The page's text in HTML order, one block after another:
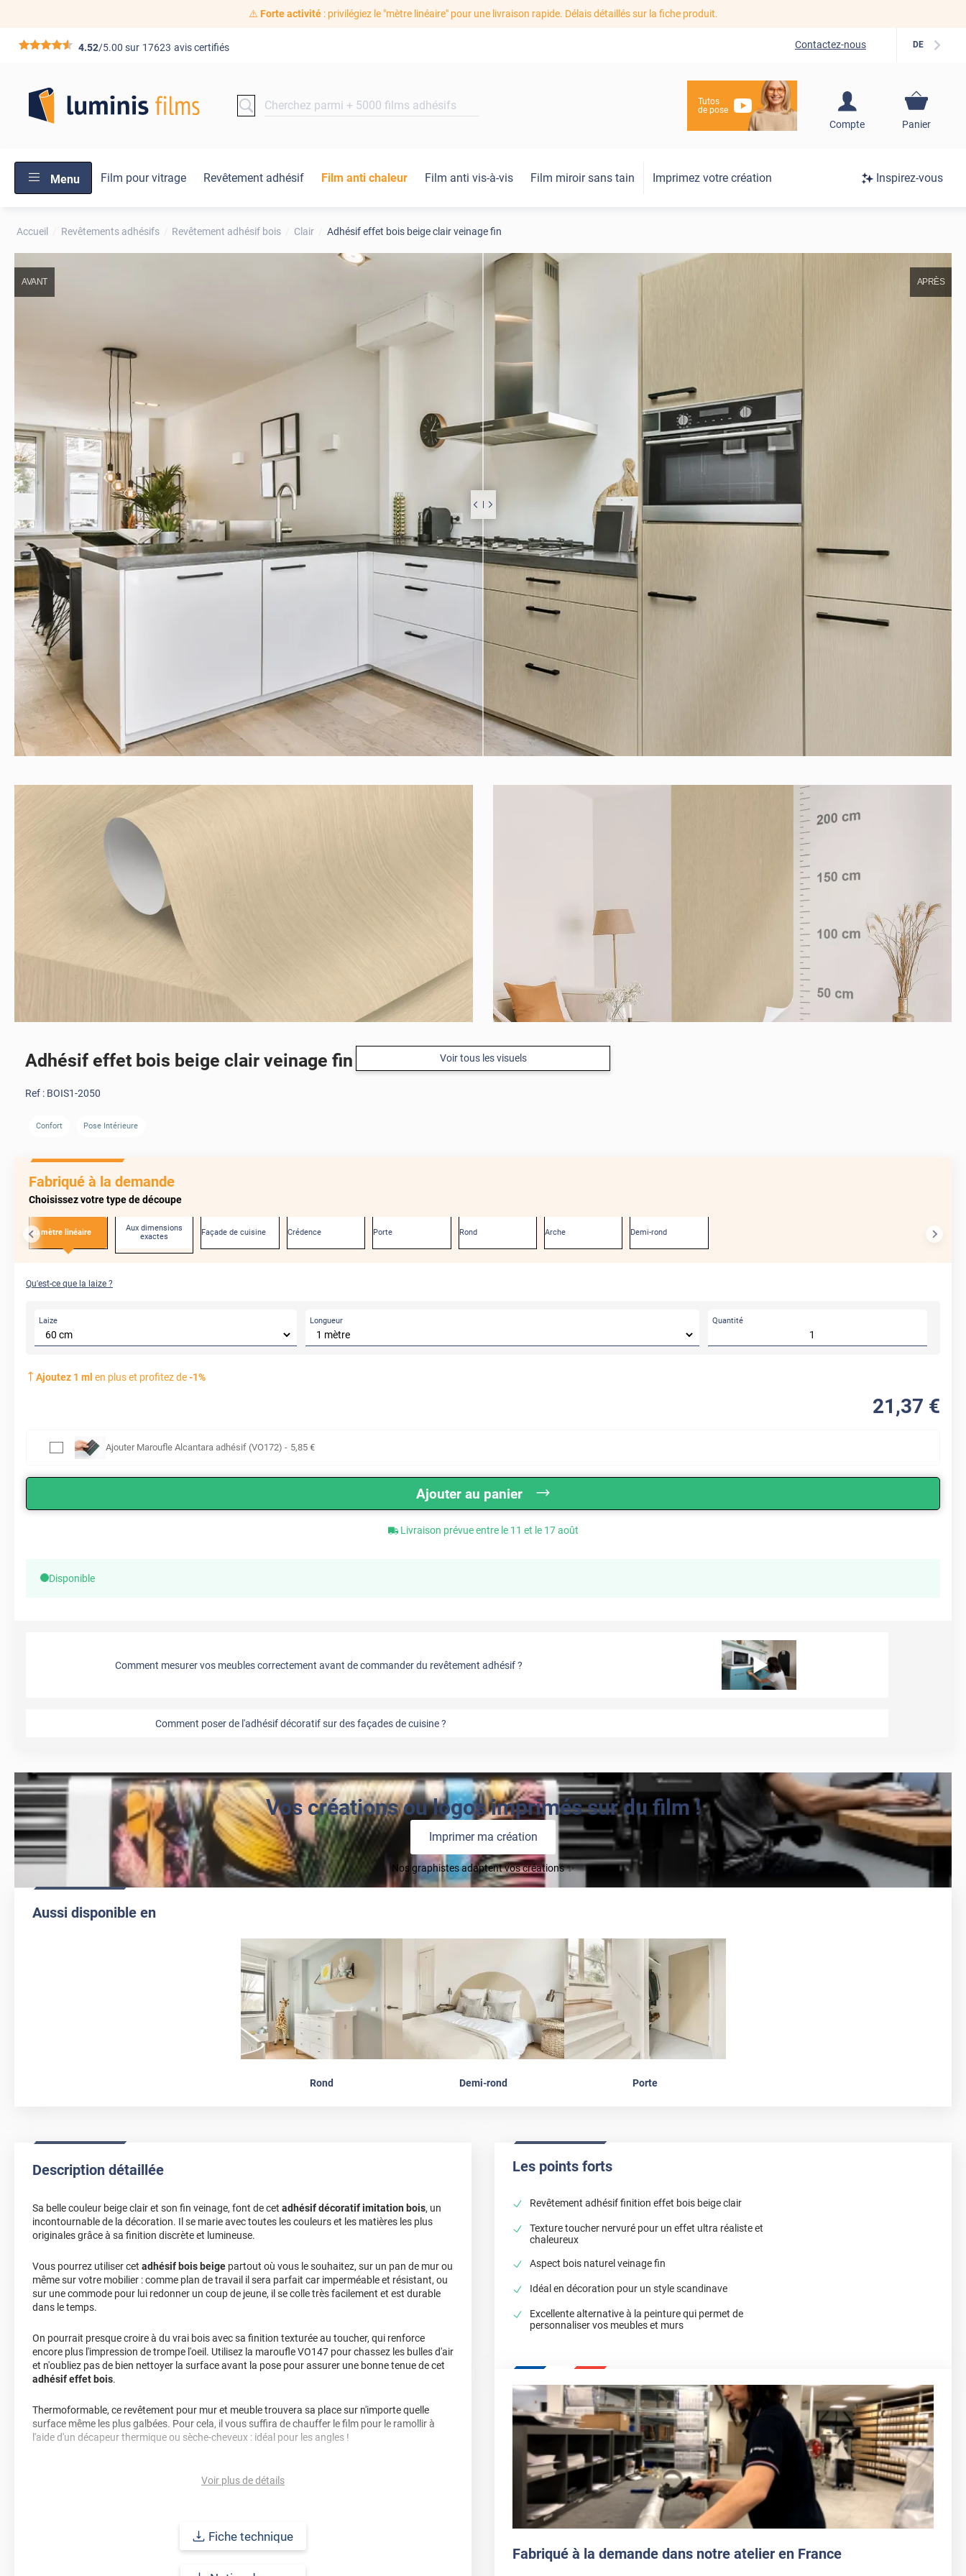
⚠️ Forte activité: privilégiez le "mètre linéaire" pour une livraison rapide. Délais détaillés sur la fiche produit.
*****4.52/5.00 sur 17623 avis certifiés Contactez-nous DE
Tutos
de pose
Compte
S'inscrire / Se
Panier
Menu Film pour vitrage Revêtement adhésif Film anti chaleur Film anti vis-à-vis Film miroir sans tain Imprimez votre création Inspirez-vous
Accueil Revêtements adhésifs Revêtement adhésif bois Clair Adhésif effet bois beige clair veinage fin
AVANT APRÈS
Voir tous les visuels
Adhésif effet bois beige clair veinage fin
Ref : BOIS1-2050
Confort Pose Intérieure
Fabriqué à la demande
Choisissez votre type de découpe
Au mètre linéaire
Aux dimensions
exactes
Façade de cuisine Crédence Porte Rond Arche Demi-rond
Qu'est-ce que la laize ?
Laize Longueur Quantité
Ajoutez 1 ml en plus et profitez de-1%
21 ,37 €
Ajouter Maroufle Alcantara adhésif (VO172) - 5,85 €
Ajouter au panier
Livraison prévue entre le 11 et le 17 août
Disponible
Comment mesurer vos meubles correctement avant de commander du revêtement adhésif ?
Comment poser de l'adhésif décoratif sur des façades de cuisine ?
Vos créations ou logos imprimés sur du film !
Imprimer ma création
Nos graphistes adaptent vos créations ✨
Aussi disponible en
Rond Demi-rond Porte
Description détaillée
Sa belle couleur beige clair et son fin veinage, font de cet adhésif décoratif imitation bois, un
incontournable de la décoration. Il se marie avec toutes les couleurs et les matières les plus
originales grâce à sa finition discrète et lumineuse.
Vous pourrez utiliser cet adhésif bois beige partout où vous le souhaitez, sur un pan de mur ou
même sur votre mobilier : comme plan de travail il sera parfait car imperméable et résistant, ou
sur une commode pour lui redonner un coup de jeune, il se colle très facilement et est durable
dans le temps.
On pourrait presque croire à du vrai bois avec sa finition texturée au toucher, qui renforce
encore plus l'impression de trompe l'oeil. Utilisez la maroufle VO147 pour chassez les bulles d'air
et n'oubliez pas de bien nettoyer la surface avant la pose pour assurer une bonne tenue de cet
adhésif effet bois.
Thermoformable, ce revêtement pour mur et meuble trouvera sa place sur n'importe quelle
surface même les plus galbées. Pour cela, il vous suffira de chauffer le film pour le ramollir à
l'aide d'un décapeur thermique ou sèche-cheveux : idéal pour les angles !
Voir plus de détails
Fiche technique
Les points forts
Revêtement adhésif finition effet bois beige clair
Texture toucher nervuré pour un effet ultra réaliste et
chaleureux
Aspect bois naturel veinage fin
Idéal en décoration pour un style scandinave
Excellente alternative à la peinture qui permet de
personnaliser vos meubles et murs
Fabriqué à la demande dans notre atelier en France